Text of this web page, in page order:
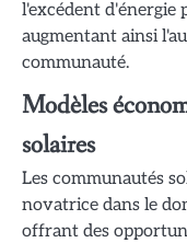
l'excédent d'énergie
augmentant ainsi
communauté.
Modèles
solaires
Les communautés
novatrice dans le
offrant des